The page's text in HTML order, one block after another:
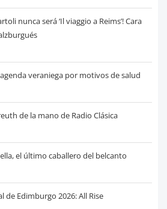
nunca será ‘Il viaggio a Reims’! Cara
agenda veraniega por motivos de salud
de la mano de Radio Clásica
el último caballero del belcanto
de Edimburgo 2026: All Rise